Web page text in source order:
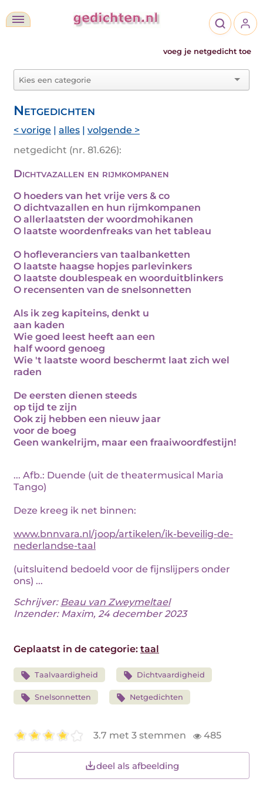
voeg je netgedicht toe
Netgedichten
< vorige | alles | volgende >
netgedicht (nr. 81.626):
Dichtvazallen en rijmkompanen
O hoeders van het vrije vers & co
O dichtvazallen en hun rijmkompanen
O allerlaatsten der woordmohikanen
O laatste woordenfreaks van het tableau
O hofleveranciers van taalbanketten
O laatste haagse hopjes parlevinkers
O laatste doublespeak en woorduitblinkers
O recensenten van de snelsonnetten
Als ik zeg kapiteins, denkt u
aan kaden
Wie goed leest heeft aan een
half woord genoeg
Wie 't laatste woord beschermt laat zich wel
raden
De eersten dienen steeds
op tijd te zijn
Ook zij hebben een nieuw jaar
voor de boeg
Geen wankelrijm, maar een fraaiwoordfestijn!
... Afb.: Duende (uit de theatermusical Maria
Tango)
Deze kreeg ik net binnen:
www.bnnvara.nl/joop/artikelen/ik-beveilig-de-
nederlandse-taal
(uitsluitend bedoeld voor de fijnslijpers onder
ons) ...
Schrijver: Beau van Zweymeltael
Inzender: Maxim, 24 december 2023
Geplaatst in de categorie: taal
Taalvaardigheid Dichtvaardigheid
Snelsonnetten Netgedichten
3.7 met 3 stemmen 485
deel als afbeelding